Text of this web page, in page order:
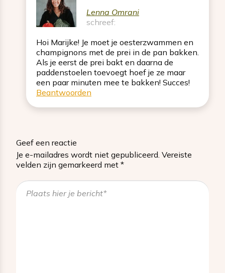
Lenna Omrani
schreef:
Hoi Marijke! Je moet je oesterzwammen en
champignons met de prei in de pan bakken.
Als je eerst de prei bakt en daarna de
paddenstoelen toevoegt hoef je ze maar
een paar minuten mee te bakken! Succes!
Beantwoorden
Geef een reactie
Je e-mailadres wordt niet gepubliceerd. Vereiste
velden zijn gemarkeerd met *